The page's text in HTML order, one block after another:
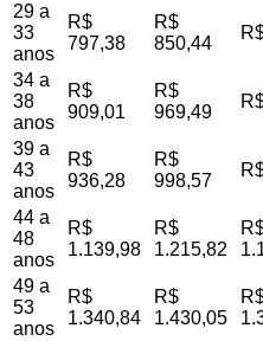
29 a
33
anos
R$
797,38
R$
850,44
34 a
38
anos
R$
909,01
R$
969,49
39 a
43
anos
R$
936,28
R$
998,57
44 a
48
anos
R$
1.139,98
R$
1.215,82
49 a
53
anos
R$
1.340,84
R$
1.430,05